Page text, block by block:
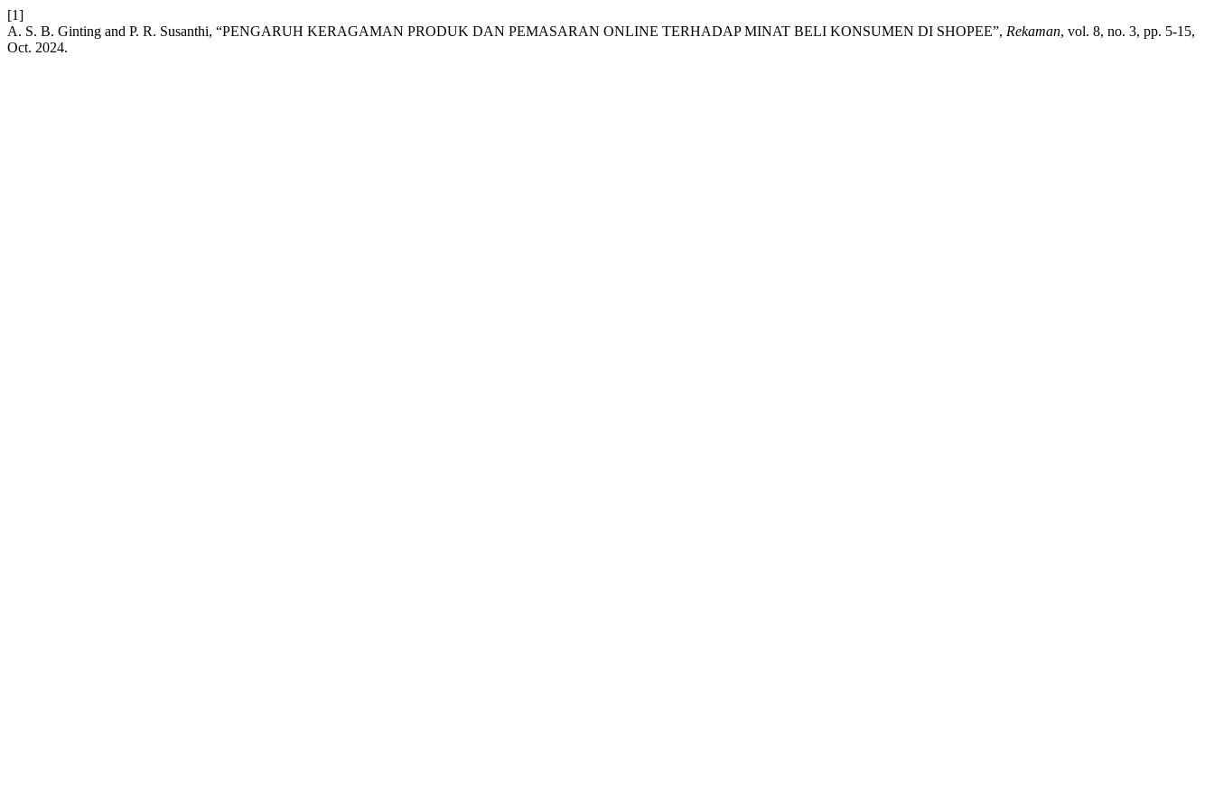
[1]
A. S. B. Ginting and P. R. Susanthi, “PENGARUH KERAGAMAN PRODUK DAN PEMASARAN ONLINE TERHADAP MINAT BELI KONSUMEN DI SHOPEE”, Rekaman, vol. 8, no. 3, pp. 5-15,
Oct. 2024.